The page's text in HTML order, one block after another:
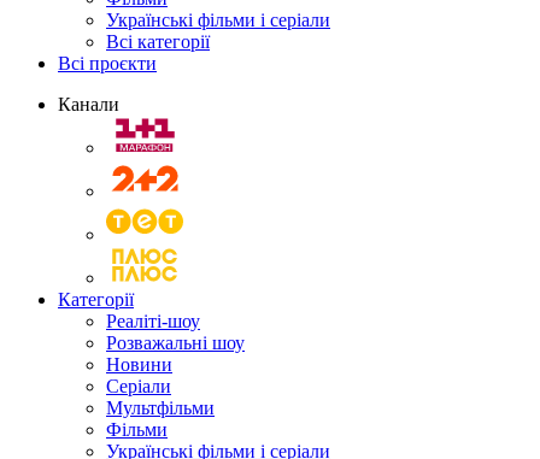
Українські фільми і серіали
Всі категорії
Всі проєкти
Канали
Категорії
Реаліті-шоу
Розважальні шоу
Новини
Серіали
Мультфільми
Фільми
Українські фільми і серіали